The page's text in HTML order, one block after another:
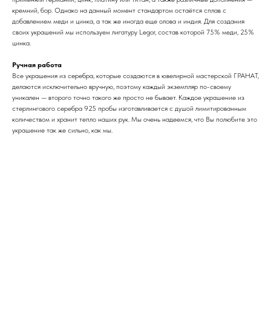
кремний, бор. Однако на данный момент стандартом остаётся сплав с
добавлением меди и цинка, а так же иногда еще олова и индия. Для создания
своих украшений мы используем лигатуру Legor, состав которой 75% меди, 25%
цинка.
Ручная работа
Все украшения из серебра, которые создаются в ювелирной мастерской ГРАНАТ,
делаются исключительно вручную, поэтому каждый экземпляр по-своему
уникален — второго точно такого же просто не бывает. Каждое украшение из
стерлингового серебра 925 пробы изготавливается с душой лимитированным
количеством и хранит тепло наших рук. Мы очень надеемся, что Вы полюбите это
украшение так же сильно, как мы.